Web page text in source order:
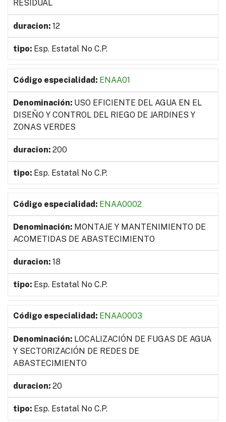
RESIDUAL
12
Esp. Estatal No C.P.
ENAA01
USO EFICIENTE DEL AGUA EN EL
DISEÑO Y CONTROL DEL RIEGO DE JARDINES Y
ZONAS VERDES
200
Esp. Estatal No C.P.
ENAA0002
MONTAJE Y MANTENIMIENTO DE
ACOMETIDAS DE ABASTECIMIENTO
18
Esp. Estatal No C.P.
ENAA0003
LOCALIZACIÓN DE FUGAS DE AGUA
Y SECTORIZACIÓN DE REDES DE
ABASTECIMIENTO
20
Esp. Estatal No C.P.